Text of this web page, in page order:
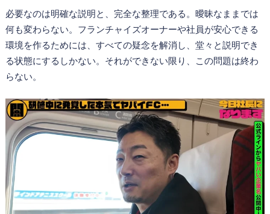
必要なのは明確な説明と、完全な整理である。曖昧なままでは
何も変わらない。フランチャイズオーナーや社員が安心できる
環境を作るためには、すべての疑念を解消し、堂々と説明でき
る状態にするしかない。それができない限り、この問題は終わ
らない。